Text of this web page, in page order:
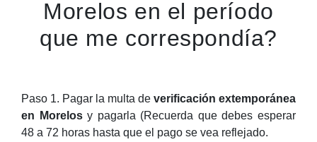
Morelos en el período
que me correspondía?
Paso 1. Pagar la multa de verificación extemporánea
en Morelosy pagarla (Recuerda que debes esperar
48 a 72 horas hasta que el pago se vea reflejado.